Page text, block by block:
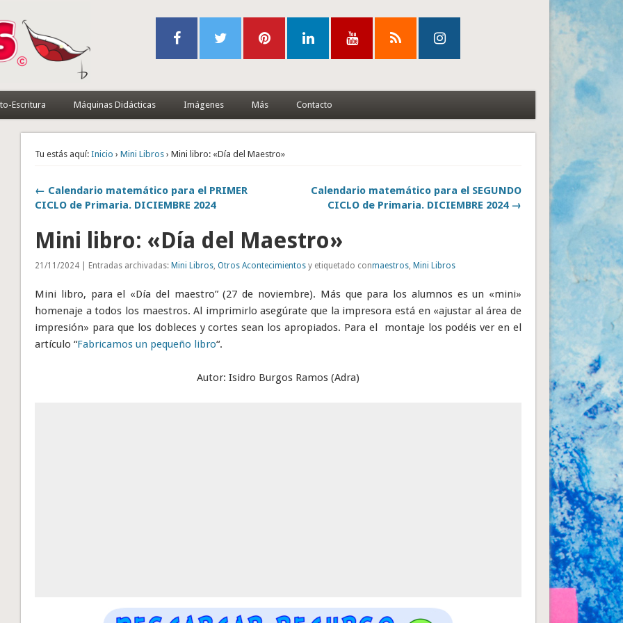
Escritura Máquinas Didácticas Imágenes Más Contacto
Tu estás aquí: Inicio ›Mini Libros › Mini libro: «Día del Maestro»
← Calendario matemático para el PRIMER
CICLO de Primaria. DICIEMBRE 2024
Calendario matemático para el SEGUNDO
CICLO de Primaria. DICIEMBRE 2024 →
Mini libro: «Día del Maestro»
21/11/2024 | Entradas archivadas:Mini Libros,Otros Acontecimientos y etiquetado conmaestros,Mini Libros
Mini libro, para el «Día del maestro” (27 de noviembre). Más que para los alumnos es un «mini»
homenaje a todos los maestros. Al imprimirlo asegúrate que la impresora está en «ajustar al área de
impresión» para que los dobleces y cortes sean los apropiados. Para el montaje los podéis ver en el
artículo “Fabricamos un pequeño libro“.
Autor: Isidro Burgos Ramos (Adra)